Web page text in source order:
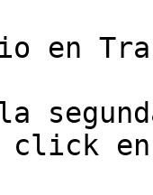
en
click